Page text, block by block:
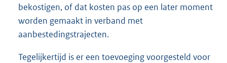
bekostigen, of dat kosten pas op een later moment
worden gemaakt in verband met
aanbestedingstrajecten.
Tegelijkertijd is er een toevoeging voorgesteld voor